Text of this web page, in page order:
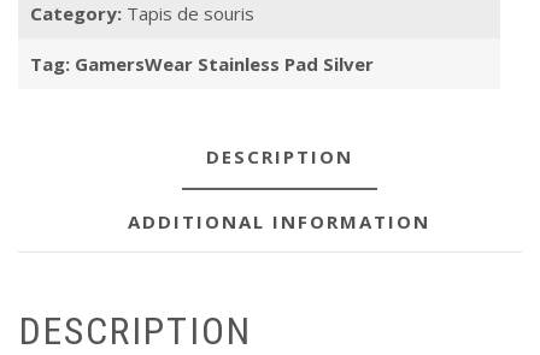
Category: Tapis de souris
Tag: GamersWear Stainless Pad Silver
DESCRIPTION
ADDITIONAL INFORMATION
DESCRIPTION